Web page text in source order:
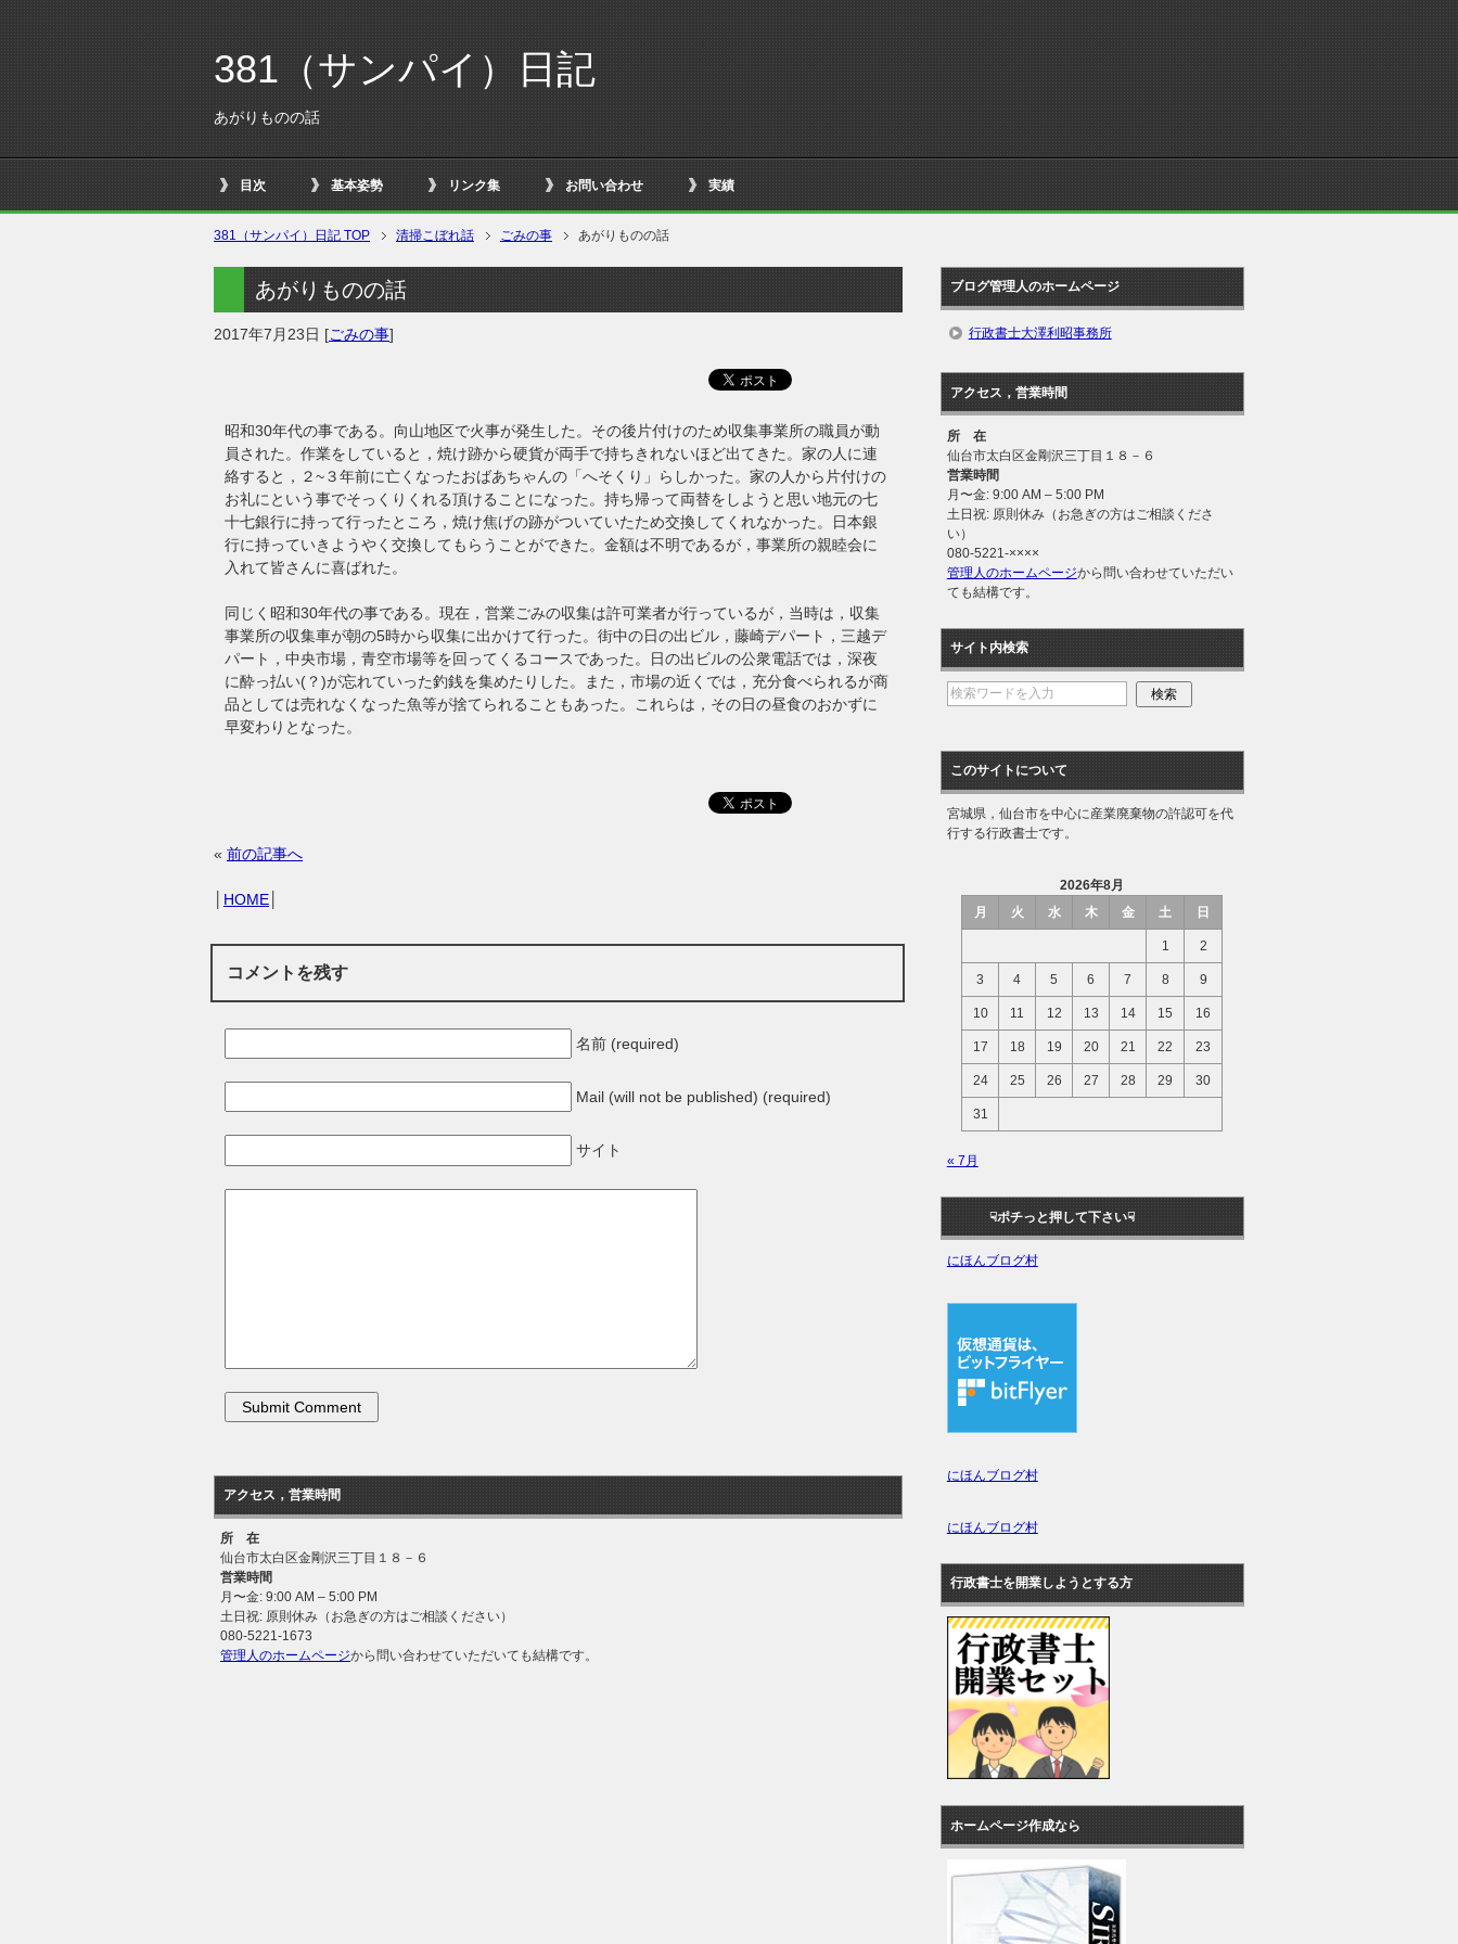
381（サンパイ）日記
あがりものの話
目次 基本姿勢 リンク集 お問い合わせ 実績
381（サンパイ）日記 TOP 清掃こぼれ話 ごみの事 あがりものの話
あがりものの話
2017年7月23日 [ごみの事]
昭和30年代の事である。向山地区で火事が発生した。その後片付けのため収集事業所の職員が動
員された。作業をしていると，焼け跡から硬貨が両手で持ちきれないほど出てきた。家の人に連
絡すると，２~３年前に亡くなったおばあちゃんの「へそくり」らしかった。家の人から片付けの
お礼にという事でそっくりくれる頂けることになった。持ち帰って両替をしようと思い地元の七
十七銀行に持って行ったところ，焼け焦げの跡がついていたため交換してくれなかった。日本銀
行に持っていきようやく交換してもらうことができた。金額は不明であるが，事業所の親睦会に
入れて皆さんに喜ばれた。
同じく昭和30年代の事である。現在，営業ごみの収集は許可業者が行っているが，当時は，収集
事業所の収集車が朝の5時から収集に出かけて行った。街中の日の出ビル，藤崎デパート，三越デ
パート，中央市場，青空市場等を回ってくるコースであった。日の出ビルの公衆電話では，深夜
に酔っ払い(？)が忘れていった釣銭を集めたりした。また，市場の近くでは，充分食べられるが商
品としては売れなくなった魚等が捨てられることもあった。これらは，その日の昼食のおかずに
早変わりとなった。
« 前の記事へ
HOME
コメントを残す
名前 (required)
Mail (will not be published) (required)
サイト
アクセス，営業時間
所 在
仙台市太白区金剛沢三丁目１８－６
営業時間
月〜金: 9:00 AM – 5:00 PM
土日祝: 原則休み（お急ぎの方はご相談ください）
080-5221-1673
管理人のホームページから問い合わせていただいても結構です。
ブログ管理人のホームページ
行政書士大澤利昭事務所
アクセス，営業時間
所 在
仙台市太白区金剛沢三丁目１８－６
営業時間
月〜金: 9:00 AM – 5:00 PM
土日祝: 原則休み（お急ぎの方はご相談くださ
い）
080-5221-××××
管理人のホームページから問い合わせていただい
ても結構です。
サイト内検索
このサイトについて
宮城県，仙台市を中心に産業廃棄物の許認可を代
行する行政書士です。
2026年8月
月
火 水 木 金 土 日
1 2
3 4 5 6 7 8 9
10 11 12 13 14 15 16
17 18 19 20 21 22 23
24 25 26 27 28 29 30
31
« 7月
☟ポチっと押して下さい☟
にほんブログ村
にほんブログ村
にほんブログ村
行政書士を開業しようとする方
ホームページ作成なら